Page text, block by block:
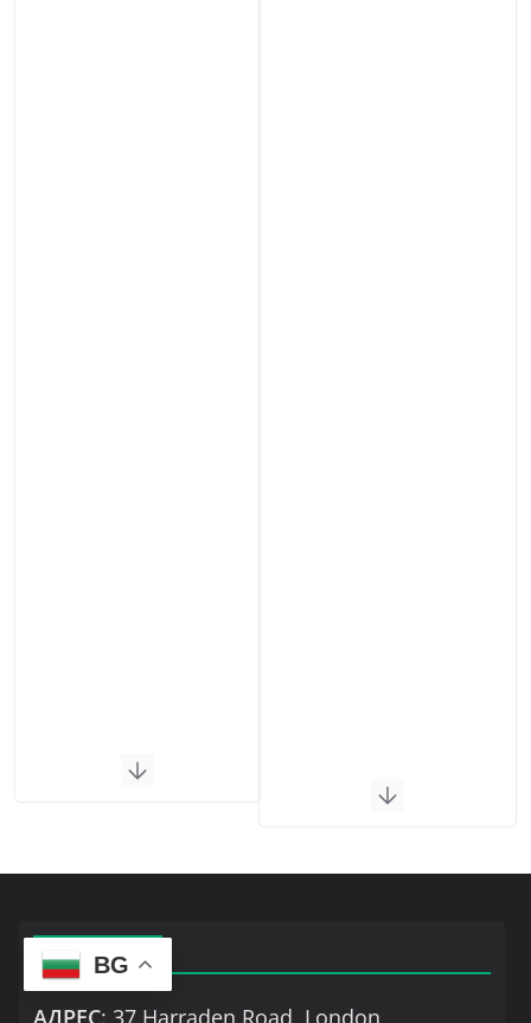
КОНТАКТИ
АДРЕС: 37 Harraden Road, London
BG